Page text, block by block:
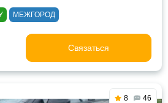
МЕЖГОРОД
Связаться
8 46